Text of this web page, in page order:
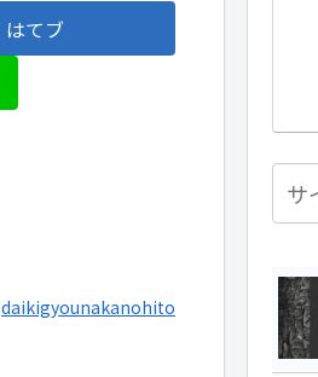
はてブ
daikigyounakanohito